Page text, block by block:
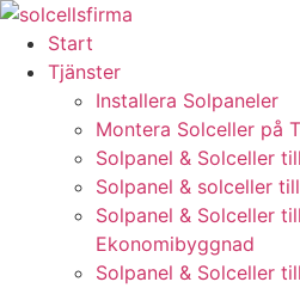
Skip
content
Start
Tjänster
Installera Solpaneler
Montera Solceller på
Solpanel & Solceller
Solpanel & solceller
Solpanel & Solceller
Ekonomibyggnad
Solpanel & Solceller